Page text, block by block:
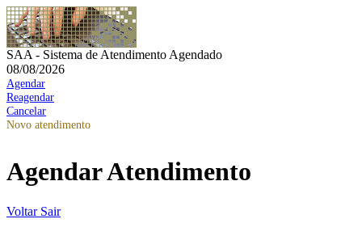
SAA - Sistema de Atendimento Agendado
08/08/2026
Agendar
Reagendar
Cancelar
Novo atendimento
Agendar Atendimento
Voltar Sair